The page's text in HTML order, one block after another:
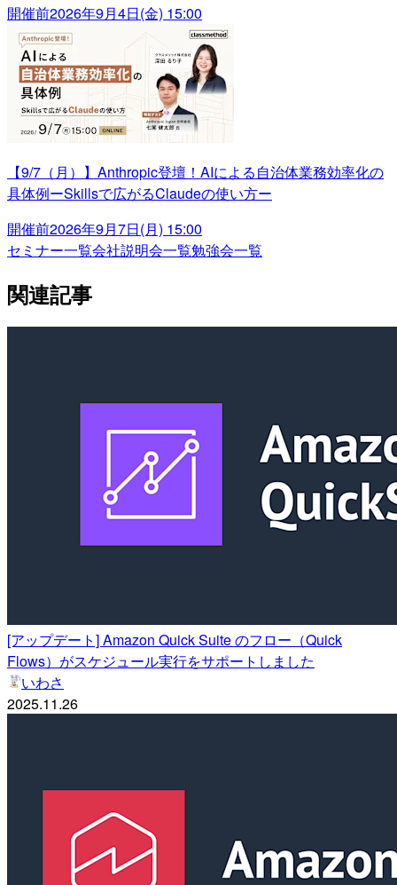
開催前2026年9月4日(金) 15:00
【9/7（月）】Anthropic登壇！AIによる自治体業務効率化の
具体例ーSkillsで広がるClaudeの使い方ー
開催前2026年9月7日(月) 15:00
セミナー一覧会社説明会一覧勉強会一覧
関連記事
[アップデート] Amazon Quick Suite のフロー（Quick
Flows）がスケジュール実行をサポートしました
いわさ
2025.11.26